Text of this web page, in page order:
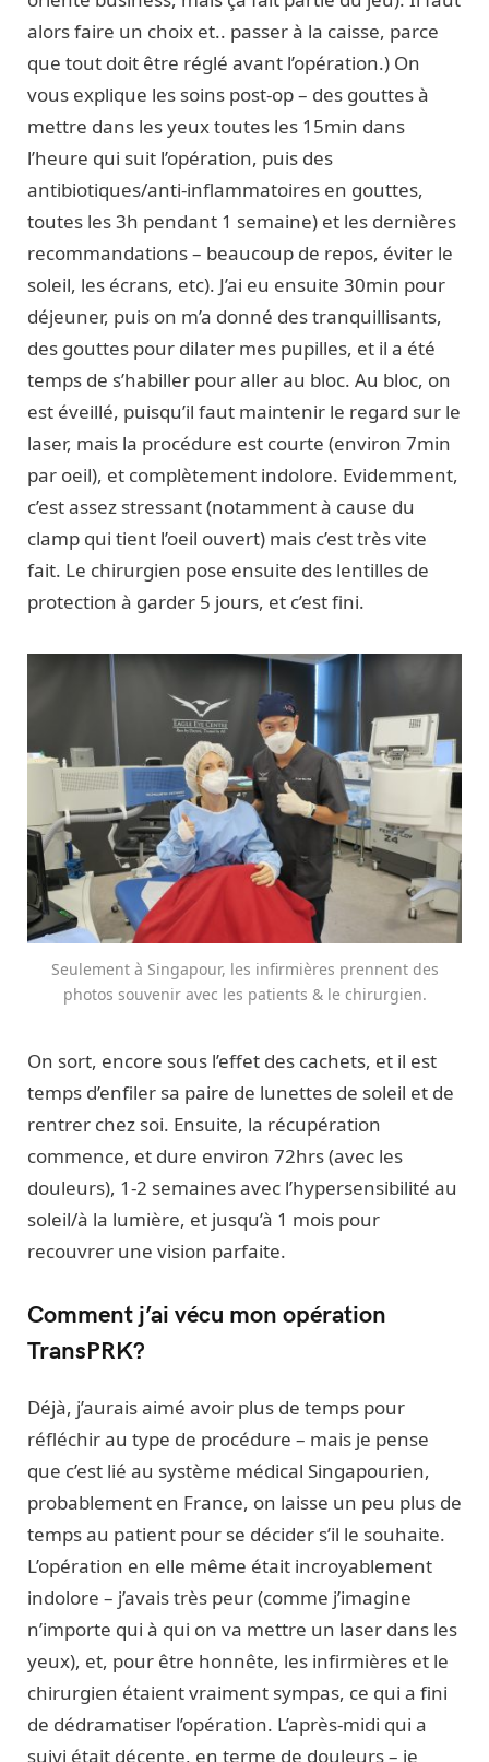
alors faire un choix et.. passer à la caisse, parce
que tout doit être réglé avant l’opération.) On
vous explique les soins post-op – des gouttes à
mettre dans les yeux toutes les 15min dans
l’heure qui suit l’opération, puis des
antibiotiques/anti-inflammatoires en gouttes,
toutes les 3h pendant 1 semaine) et les dernières
recommandations – beaucoup de repos, éviter le
soleil, les écrans, etc). J’ai eu ensuite 30min pour
déjeuner, puis on m’a donné des tranquillisants,
des gouttes pour dilater mes pupilles, et il a été
temps de s’habiller pour aller au bloc. Au bloc, on
est éveillé, puisqu’il faut maintenir le regard sur le
laser, mais la procédure est courte (environ 7min
par oeil), et complètement indolore. Evidemment,
c’est assez stressant (notamment à cause du
clamp qui tient l’oeil ouvert) mais c’est très vite
fait. Le chirurgien pose ensuite des lentilles de
protection à garder 5 jours, et c’est fini.
Seulement à Singapour, les infirmières prennent des
photos souvenir avec les patients & le chirurgien.
On sort, encore sous l’effet des cachets, et il est
temps d’enfiler sa paire de lunettes de soleil et de
rentrer chez soi. Ensuite, la récupération
commence, et dure environ 72hrs (avec les
douleurs), 1-2 semaines avec l’hypersensibilité au
soleil/à la lumière, et jusqu’à 1 mois pour
recouvrer une vision parfaite.
Comment j’ai vécu mon opération
TransPRK?
Déjà, j’aurais aimé avoir plus de temps pour
réfléchir au type de procédure – mais je pense
que c’est lié au système médical Singapourien,
probablement en France, on laisse un peu plus de
temps au patient pour se décider s’il le souhaite.
L’opération en elle même était incroyablement
indolore – j’avais très peur (comme j’imagine
n’importe qui à qui on va mettre un laser dans les
yeux), et, pour être honnête, les infirmières et le
chirurgien étaient vraiment sympas, ce qui a fini
de dédramatiser l’opération. L’après-midi qui a
suivi était décente, en terme de douleurs – je